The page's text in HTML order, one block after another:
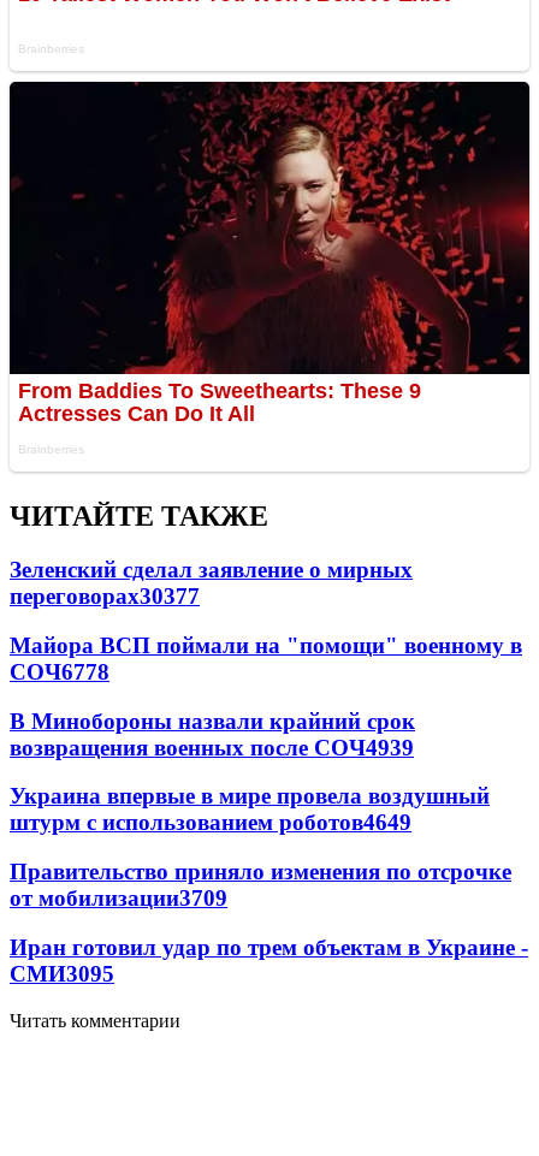
ЧИТАЙТЕ ТАКЖЕ
Зеленский сделал заявление о мирных
переговорах30377
Майора ВСП поймали на "помощи" военному в
СОЧ6778
В Минобороны назвали крайний срок
возвращения военных после СОЧ4939
Украина впервые в мире провела воздушный
штурм с использованием роботов4649
Правительство приняло изменения по отсрочке
от мобилизации3709
Иран готовил удар по трем объектам в Украине -
СМИ3095
Читать комментарии